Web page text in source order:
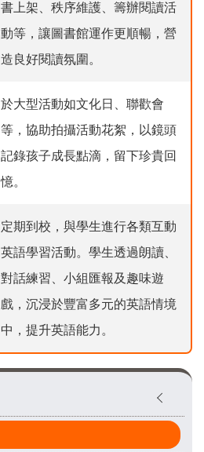
書上架、秩序維護、籌辦閱讀活
動等，讓圖書館運作更順暢，營
造良好閱讀氛圍。
於大型活動如文化日、聯歡會
等，協助拍攝活動花絮，以鏡頭
記錄孩子成長點滴，留下珍貴回
憶。
定期到校，與學生進行各類互動
英語學習活動。學生透過朗讀、
對話練習、小組匯報及趣味遊
戲，沉浸於豐富多元的英語情境
中，提升英語能力。